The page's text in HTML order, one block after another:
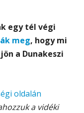
egy tél végi
meg, hogy mi
a Dunakeszi
oldalán
a vidéki